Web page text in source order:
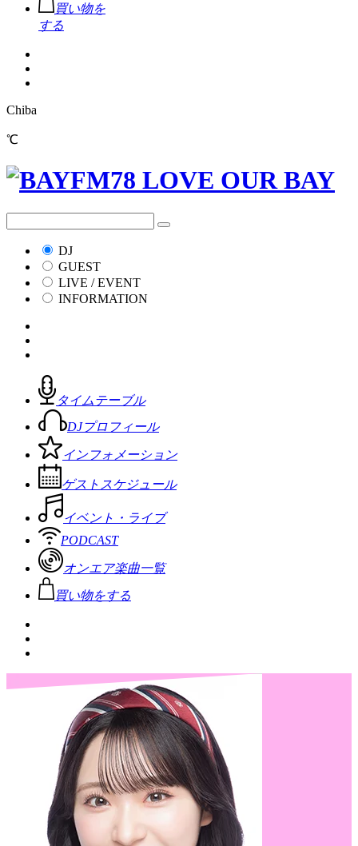
買い物を
する
Chiba
℃
DJ
GUEST
LIVE / EVENT
INFORMATION
タイムテーブル
DJプロフィール
インフォメーション
ゲストスケジュール
イベント・ライブ
PODCAST
オンエア楽曲一覧
買い物をする